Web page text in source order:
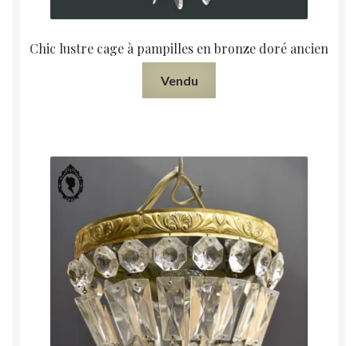
Chic lustre cage à pampilles en bronze doré ancien
Vendu